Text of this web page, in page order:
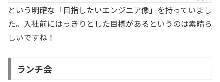
という明確な「目指したいエンジニア像」を持っていまし
た。入社前にはっきりとした目標があるというのは素晴ら
しいですね！
ランチ会